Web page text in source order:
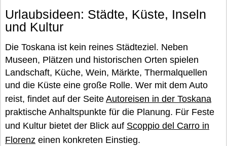
Urlaubsideen: Städte, Küste, Inseln
und Kultur
Die Toskana ist kein reines Städteziel. Neben
Museen, Plätzen und historischen Orten spielen
Landschaft, Küche, Wein, Märkte, Thermalquellen
und die Küste eine große Rolle. Wer mit dem Auto
reist, findet auf der Seite Autoreisen in der Toskana
praktische Anhaltspunkte für die Planung. Für Feste
und Kultur bietet der Blick auf Scoppio del Carro in
Florenz einen konkreten Einstieg.